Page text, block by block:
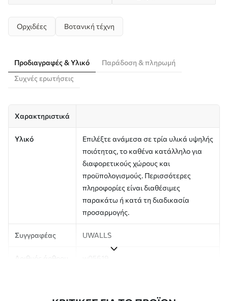
Ορχιδέες Βοτανική τέχνη
Προδιαγραφές & Υλικό
Παράδοση & πληρωμή
Συχνές ερωτήσεις
Χαρακτηριστικά
Υλικό
Επιλέξτε ανάμεσα σε τρία υλικά υψηλής
ποιότητας, το καθένα κατάλληλο για
διαφορετικούς χώρους και
προϋπολογισμούς. Περισσότερες
πληροφορίες είναι διαθέσιμες
παρακάτω ή κατά τη διαδικασία
προσαρμογής.
Συγγραφέας UWALLS
Αριθμός άρθρου